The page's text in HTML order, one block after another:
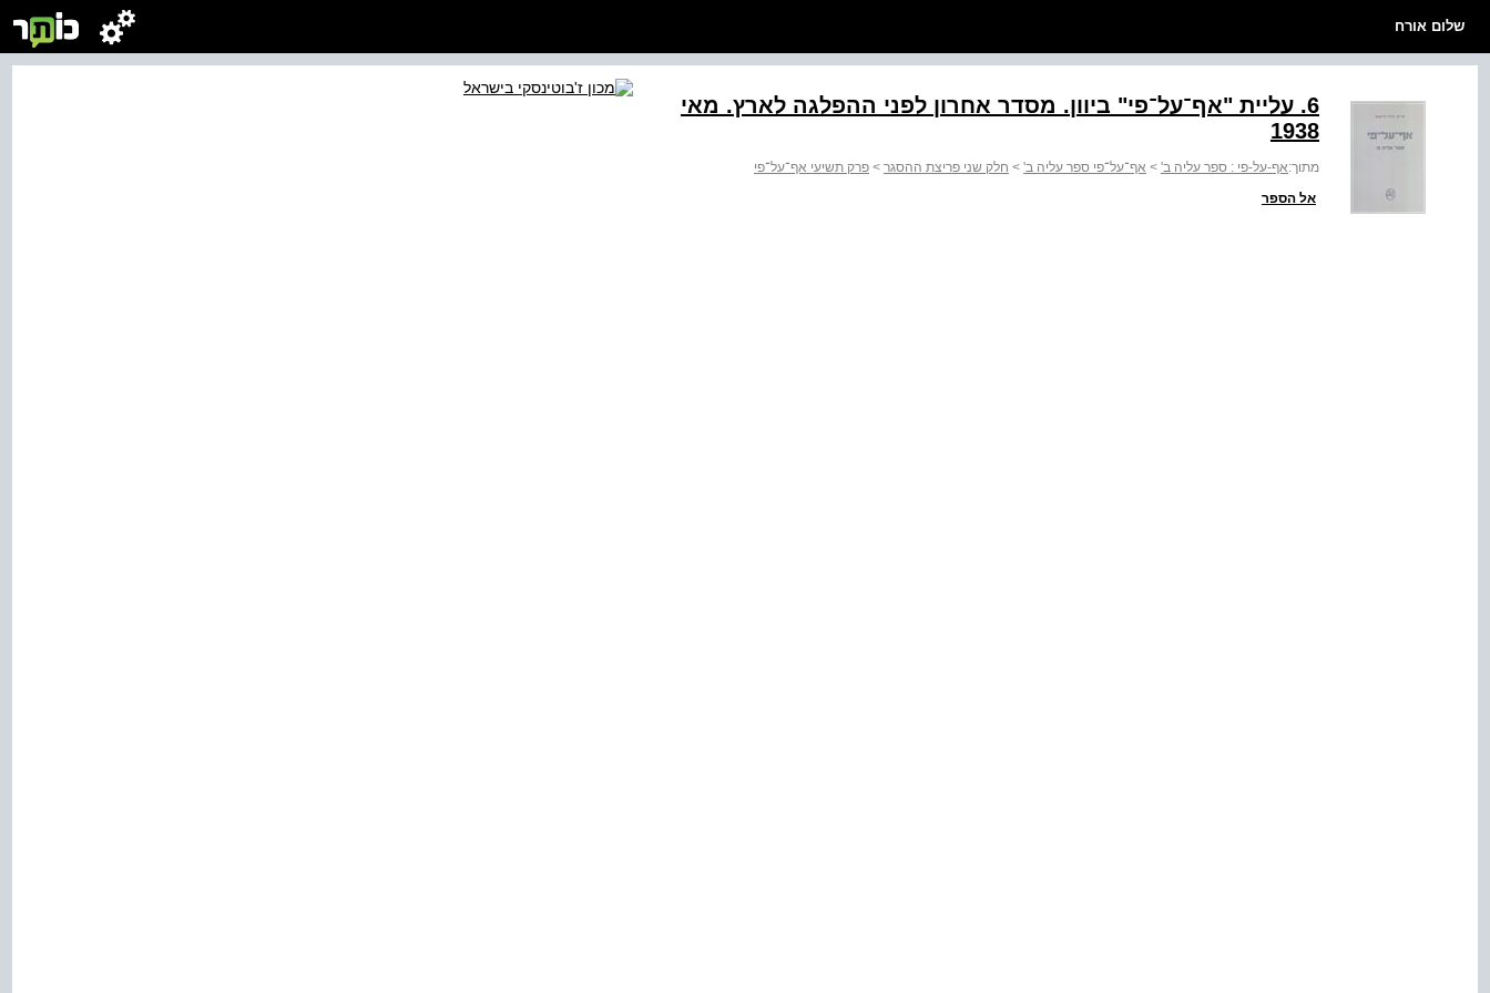
שלום אורח
‭.6‬ עליית "אף־על־פי" ביוון. מסדר אחרון לפני ההפלגה לארץ. מאי
1938
מתוך:אף-על-פי : ספר עליה ב' > אף־על־פי ספר עליה ב' > חלק שני פריצת ההסגר > פרק תשיעי אף־על־פי
אל הספר